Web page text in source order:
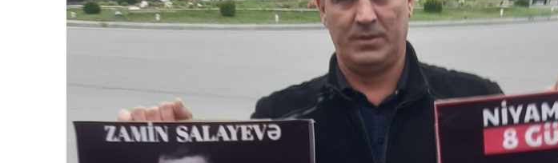
MULTIMEDIA
KARIKATURA
AZƏRBAYCAN ƏDƏBIYYATI KITABXANASI
İSLAM VƏ DEMOKRATIYA
İZ - MƏDƏNIYYƏT PROQRAMI
PEŞƏ ETIKASI VƏ JURNALISTIKA
STANDARTLARIMIZ